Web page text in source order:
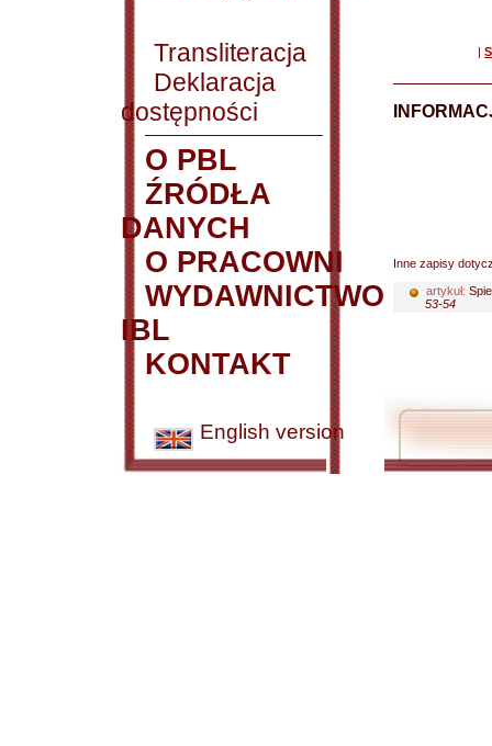
Transliteracja
Deklaracja
dostępności
O PBL
ŹRÓDŁA
DANYCH
O PRACOWNI
WYDAWNICTWO
IBL
KONTAKT
English version
|
Inne zapisy
artykuł:
53-54